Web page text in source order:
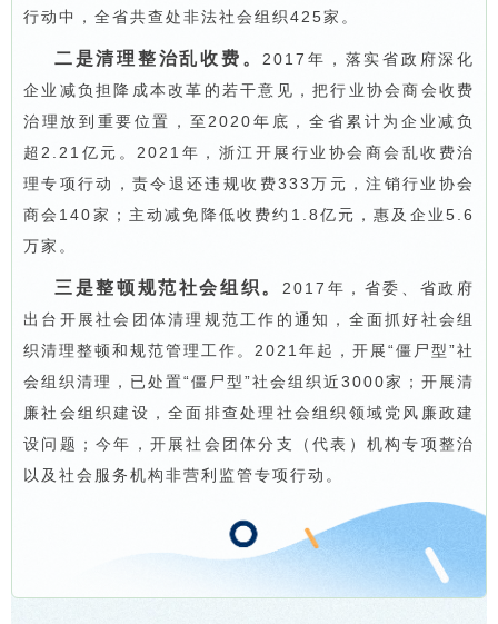
行动中，全省共查处非法社会组织425家。
二是清理整治乱收费。 2017年，落实省政府深化
企业减负担降成本改革的若干意见，把行业协会商会收费
治理放到重要位置，至2020年底，全省累计为企业减负
超2.21亿元。2021年，浙江开展行业协会商会乱收费治
理专项行动，责令退还违规收费333万元，注销行业协会
商会140家；主动减免降低收费约1.8亿元，惠及企业5.6
万家。
三是整顿规范社会组织。 2017年，省委、省政府
出台开展社会团体清理规范工作的通知，全面抓好社会组
织清理整顿和规范管理工作。2021年起，开展“僵尸型”社
会组织清理，已处置“僵尸型”社会组织近3000家；开展清
廉社会组织建设，全面排查处理社会组织领域党风廉政建
设问题；今年，开展社会团体分支（代表）机构专项整治
以及社会服务机构非营利监管专项行动。